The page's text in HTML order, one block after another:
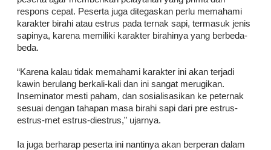
respons cepat. Peserta juga ditegaskan perlu memahami
karakter birahi atau estrus pada ternak sapi, termasuk jenis
sapinya, karena memiliki karakter birahinya yang berbeda-
beda.
“Karena kalau tidak memahami karakter ini akan terjadi
kawin berulang berkali-kali dan ini sangat merugikan.
Inseminator mesti paham, dan sosialisasikan ke peternak
sesuai dengan tahapan masa birahi sapi dari pre estrus-
estrus-met estrus-diestrus,” ujarnya.
Ia juga berharap peserta ini nantinya akan berperan dalam